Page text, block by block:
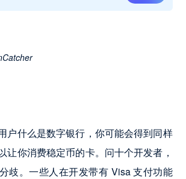
户什么是数字银行，你可能会得到同样
让你消费稳定币的卡。问十个开发者，
歧。一些人在开发带有 Visa 支付功能